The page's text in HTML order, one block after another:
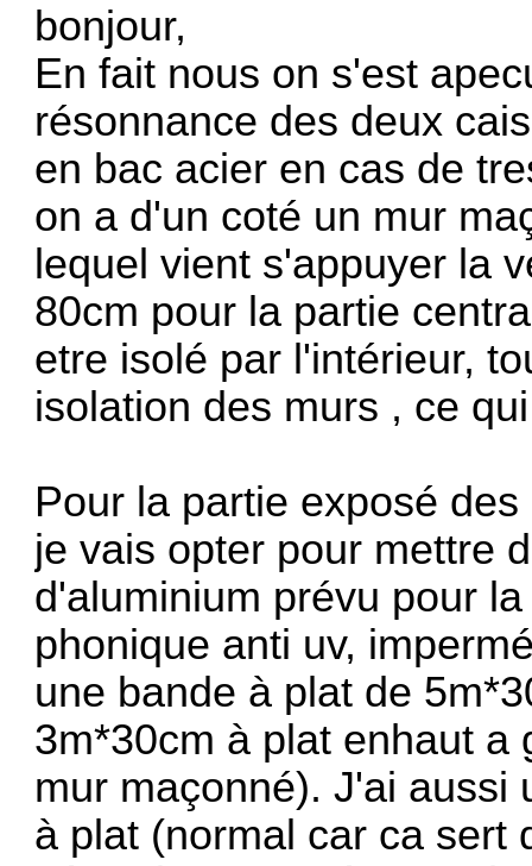
bonjour,
En fait nous on s'est
résonnance des deux
en bac acier en cas de
on a d'un coté un mur
lequel vient s'appuyer la
80cm pour la partie
etre isolé par l'intérieur,
isolation des murs , ce
Pour la partie exposé
je vais opter pour mettre
d'aluminium prévu pour
phonique anti uv,
une bande à plat de
3m*30cm à plat enhaut a
mur maçonné). J'ai aussi
à plat (normal car ca sert